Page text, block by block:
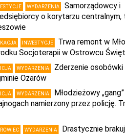
WYDARZENIA
Samorządowcy i
o korytarzu centralnym,
INWESTYCJE
Trwa remont w
Socjoterapii w Ostrowcu
WYDARZENIA
Zderzenie
Ożarów
WYDARZENIA
Młodzieżowy
namierzony przez policję.
WYDARZENIA
Drastycznie